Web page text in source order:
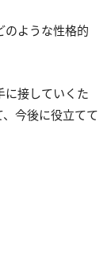
のような性格的
に接していくた
今後に役立てて